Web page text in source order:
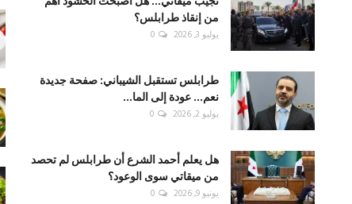
من إنقاذ طرابلس؟
يوليو 3, 2026 0
طرابلس تستقبل الشيباني: صفحة جديدة
نعم... عودة إلى الما...
يوليو 2, 2026 0
هل يعلم أحمد الشرع أن طرابلس لم تحصد
من ميقاتي سوى الوعود؟
يونيو 9, 2026 0